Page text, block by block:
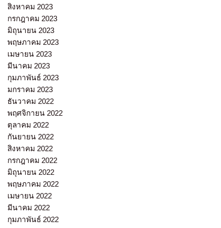
สิงหาคม 2023
กรกฎาคม 2023
มิถุนายน 2023
พฤษภาคม 2023
เมษายน 2023
มีนาคม 2023
กุมภาพันธ์ 2023
มกราคม 2023
ธันวาคม 2022
พฤศจิกายน 2022
ตุลาคม 2022
กันยายน 2022
สิงหาคม 2022
กรกฎาคม 2022
มิถุนายน 2022
พฤษภาคม 2022
เมษายน 2022
มีนาคม 2022
กุมภาพันธ์ 2022